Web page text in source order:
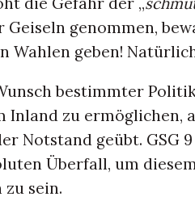
genommen,
Wahlen geben!
bestimmter
Inland zu ermöglichen,
Notstand geübt. GSG
Überfall, um diesem
sein.